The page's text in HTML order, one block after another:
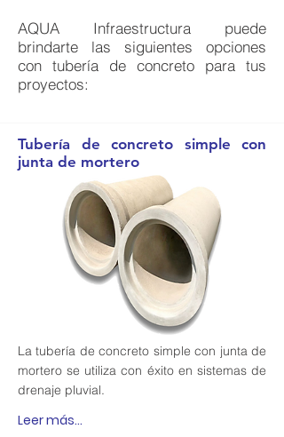
AQUA Infraestructura puede
brindarte las siguientes opciones
con tubería de concreto para tus
proyectos:
Tubería de concreto simple con
junta de mortero
La tubería de concreto simple con junta de
mortero se utiliza con éxito en sistemas de
drenaje pluvial.
Leer más...